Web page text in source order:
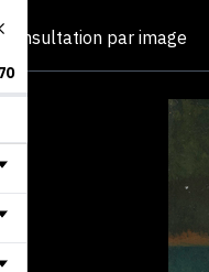
Consultation par image